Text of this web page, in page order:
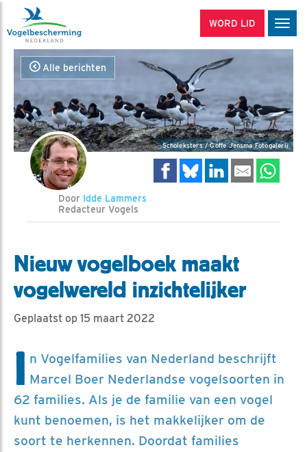
WORD LID
Alle berichten
Scholeksters / Goffe Jensma Fotogalerij
Door Idde Lammers
Redacteur Vogels
Nieuw vogelboek maakt
vogelwereld inzichtelijker
Geplaatst op 15 maart 2022
I n Vogelfamilies van Nederland beschrijft
Marcel Boer Nederlandse vogelsoorten in
62 families. Als je de familie van een vogel
kunt benoemen, is het makkelijker om de
soort te herkennen. Doordat families